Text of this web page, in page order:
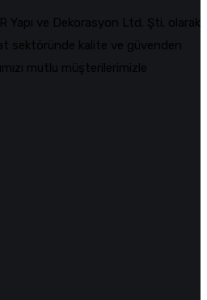
Yapı ve Dekorasyon Ltd. Şti. olarak
sektöründe kalite ve güvenden
mutlu müşterilerimizle